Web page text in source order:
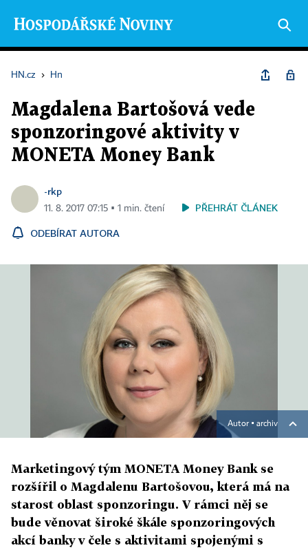
HN.cz › Hn
Magdalena Bartošová vede
sponzoringové aktivity v
MONETA Money Bank
-rkp
11. 8. 2017 07:15 ▪ 1 min. čtení PŘEHRÁT ČLÁNEK
ODEBÍRAT AUTORA
Autor ▪ archiv
Marketingový tým MONETA Money Bank se
rozšířil o Magdalenu Bartošovou, která má na
starost oblast sponzoringu. V rámci něj se
bude věnovat široké škále sponzoringových
akcí banky v čele s aktivitami spojenými s